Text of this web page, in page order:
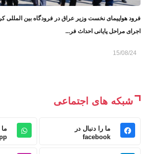
فرود هواپیمای نخست وزیر عراق در فرودگاه بین المللی
اجرای مراحل پایانی احداث فر...
15/08/24
شبکه های اجتماعی
ما را دنبال در
facebook
ما